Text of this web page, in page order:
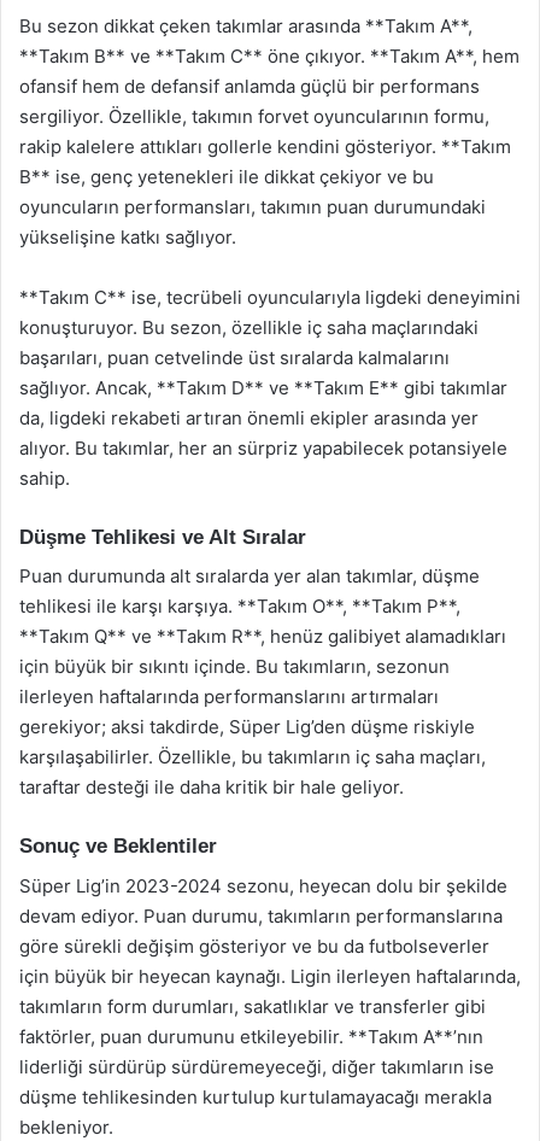
Bu sezon dikkat çeken takımlar arasında **Takım A**,
**Takım B** ve **Takım C** öne çıkıyor. **Takım A**, hem
ofansif hem de defansif anlamda güçlü bir performans
sergiliyor. Özellikle, takımın forvet oyuncularının formu,
rakip kalelere attıkları gollerle kendini gösteriyor. **Takım
B** ise, genç yetenekleri ile dikkat çekiyor ve bu
oyuncuların performansları, takımın puan durumundaki
yükselişine katkı sağlıyor.
**Takım C** ise, tecrübeli oyuncularıyla ligdeki deneyimini
konuşturuyor. Bu sezon, özellikle iç saha maçlarındaki
başarıları, puan cetvelinde üst sıralarda kalmalarını
sağlıyor. Ancak, **Takım D** ve **Takım E** gibi takımlar
da, ligdeki rekabeti artıran önemli ekipler arasında yer
alıyor. Bu takımlar, her an sürpriz yapabilecek potansiyele
sahip.
Düşme Tehlikesi ve Alt Sıralar
Puan durumunda alt sıralarda yer alan takımlar, düşme
tehlikesi ile karşı karşıya. **Takım O**, **Takım P**,
**Takım Q** ve **Takım R**, henüz galibiyet alamadıkları
için büyük bir sıkıntı içinde. Bu takımların, sezonun
ilerleyen haftalarında performanslarını artırmaları
gerekiyor; aksi takdirde, Süper Lig’den düşme riskiyle
karşılaşabilirler. Özellikle, bu takımların iç saha maçları,
taraftar desteği ile daha kritik bir hale geliyor.
Sonuç ve Beklentiler
Süper Lig’in 2023-2024 sezonu, heyecan dolu bir şekilde
devam ediyor. Puan durumu, takımların performanslarına
göre sürekli değişim gösteriyor ve bu da futbolseverler
için büyük bir heyecan kaynağı. Ligin ilerleyen haftalarında,
takımların form durumları, sakatlıklar ve transferler gibi
faktörler, puan durumunu etkileyebilir. **Takım A**’nın
liderliği sürdürüp sürdüremeyeceği, diğer takımların ise
düşme tehlikesinden kurtulup kurtulamayacağı merakla
bekleniyor.